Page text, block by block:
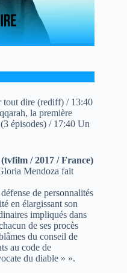
tout dire (rediff) / 13:40
la première
épisodes) / 17:40 Un
/ 2017 / France)
Mendoza fait
de personnalités
en élargissant son
impliqués dans
de ses procès
du conseil de
au code de
du diable » ».